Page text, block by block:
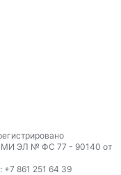
ЭЛ № ФС 77 - 90140 от
+7 861 251 64 39